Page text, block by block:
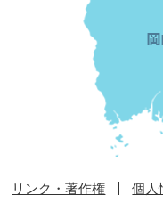
リンク・著作権
個人